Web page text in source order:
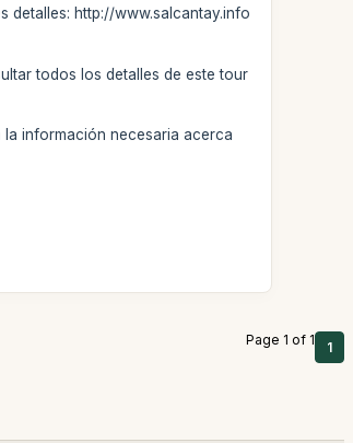
detalles: http://www.salcantay.info
todos los detalles de este tour
la información necesaria acerca
Page 1 of 1 1